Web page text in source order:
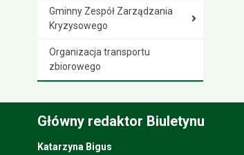
Gminny Zespół Zarządzania
Kryzysowego
Organizacja transportu
zbiorowego
Główny redaktor Biuletynu
Katarzyna Bigus